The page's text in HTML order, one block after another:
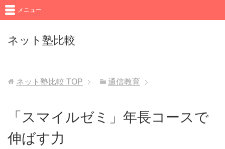
ネット塾比較
メニュー
ネット塾比較 TOP 通信教育
「スマイルゼミ」年長コースで
伸ばす力